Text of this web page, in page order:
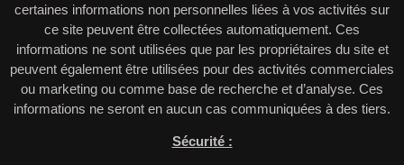
certaines informations non personnelles liées à vos activités sur
ce site peuvent être collectées automatiquement. Ces
informations ne sont utilisées que par les propriétaires du site et
peuvent également être utilisées pour des activités commerciales
ou marketing ou comme base de recherche et d’analyse. Ces
informations ne seront en aucun cas communiquées à des tiers.
Sécurité :